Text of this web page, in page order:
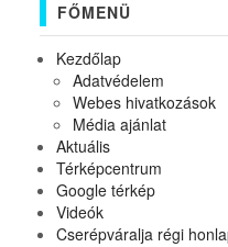
FŐMENÜ
Kezdőlap
Adatvédelem
Webes hivatkozások
Média ajánlat
Aktuális
Térképcentrum
Google térkép
Videók
Cserépváralja régi